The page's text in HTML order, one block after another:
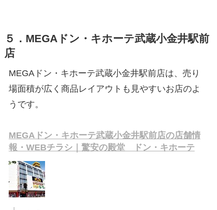
５．MEGAドン・キホーテ武蔵小金井駅前
店
MEGAドン・キホーテ武蔵小金井駅前店は、売り
場面積が広く商品レイアウトも見やすいお店のよ
うです。
MEGAドン・キホーテ武蔵小金井駅前店の店舗情
報・WEBチラシ｜驚安の殿堂 ドン・キホーテ